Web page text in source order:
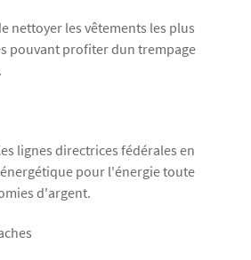
nettoyer les vêtements les plus
pouvant profiter dun trempage
lignes directrices fédérales en
pour l'énergie toute
d'argent.